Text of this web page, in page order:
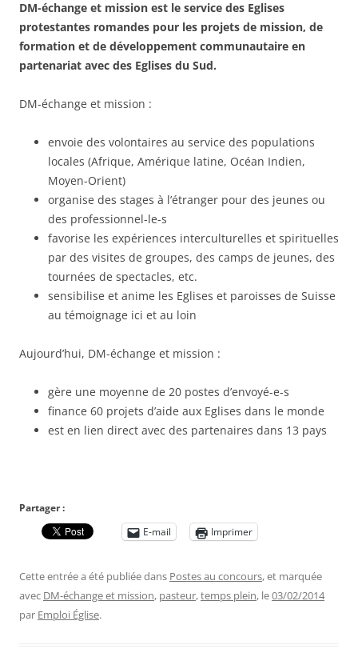
DM-échange et mission est le service des Eglises
protestantes romandes pour les projets de mission, de
formation et de développement communautaire en
partenariat avec des Eglises du Sud.
DM-échange et mission :
envoie des volontaires au service des populations
locales (Afrique, Amérique latine, Océan Indien,
Moyen-Orient)
organise des stages à l’étranger pour des jeunes ou
des professionnel-le-s
favorise les expériences interculturelles et spirituelles
par des visites de groupes, des camps de jeunes, des
tournées de spectacles, etc.
sensibilise et anime les Eglises et paroisses de Suisse
au témoignage ici et au loin
Aujourd’hui, DM-échange et mission :
gère une moyenne de 20 postes d’envoyé-e-s
finance 60 projets d’aide aux Eglises dans le monde
est en lien direct avec des partenaires dans 13 pays
Partager :
E-mail
Imprimer
Cette entrée a été publiée dans Postes au concours, et marquée
avec DM-échange et mission, pasteur,temps plein, le03/02/2014
par Emploi Église.